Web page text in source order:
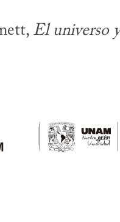
El universo